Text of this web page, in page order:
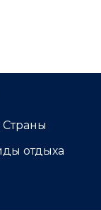
Страны
отдыха